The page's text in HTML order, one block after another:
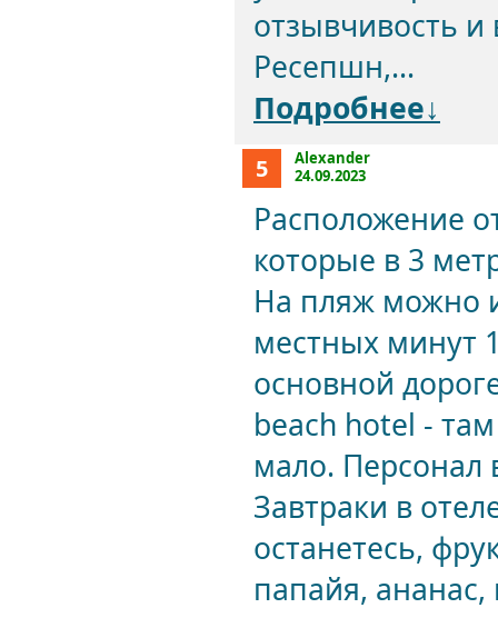
отзывчивость
Ресепшн,...
Подробнее↓
5
Alexander
24.09.2023
Расположение
которые в 3
На пляж можно
местных минут
основной
beach hotel -
мало. Персонал
Завтраки в
останетесь,
папайя, ананас,